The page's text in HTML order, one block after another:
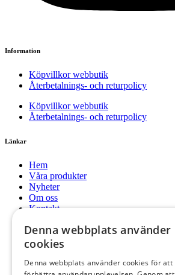
Information
Köpvillkor webbutik
Återbetalnings- och returpolicy
Köpvillkor webbutik
Återbetalnings- och returpolicy
Länkar
Hem
Våra produkter
Nyheter
Om oss
Kontakt
Hem
Våra produkter
Nyheter
Om oss
Denna webbplats använder
cookies
Denna webbplats använder cookies för att